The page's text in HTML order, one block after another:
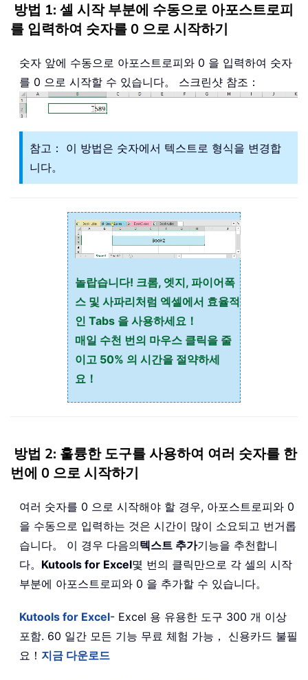
방법 1: 셀 시작 부분에 수동으로 아포스트로피
를 입력하여 숫자를 0 으로 시작하기
숫자 앞에 수동으로 아포스트로피와 0 을 입력하여 숫자
를 0 으로 시작할 수 있습니다。 스크린샷 참조：
참고： 이 방법은 숫자에서 텍스트로 형식을 변경합
니다。
놀랍습니다! 크롬, 엣지, 파이어폭
스 및 사파리처럼 엑셀에서 효율적
인 Tabs 을 사용하세요！
매일 수천 번의 마우스 클릭을 줄
이고 50% 의 시간을 절약하세
요！
방법 2: 훌륭한 도구를 사용하여 여러 숫자를 한
번에 0 으로 시작하기
여러 숫자를 0 으로 시작해야 할 경우, 아포스트로피와 0
을 수동으로 입력하는 것은 시간이 많이 소요되고 번거롭
습니다。 이 경우 다음의텍스트 추가기능을 추천합니
다。 Kutools for Excel몇 번의 클릭만으로 각 셀의 시작
부분에 아포스트로피와 0 을 추가할 수 있습니다。
Kutools for Excel- Excel 용 유용한 도구 300 개 이상
포함. 60 일간 모든 기능 무료 체험 가능， 신용카드 불필
요！ 지금 다운로드